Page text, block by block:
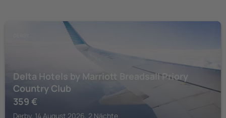
Delta Hotels by Marriott Breadsall Priory
Country Club
359 €
Derby, 14 August 2026, 2 Nächte